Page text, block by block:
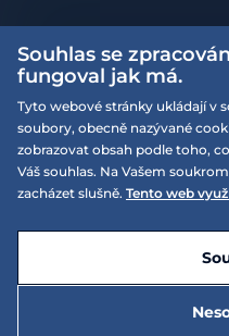
Jak nakupovat
Nejčastější dotazy
Doprava a platba
Vrácení a výměna
Reklamace
Více informací
Obchodní podmínky
Podmínky EQS
On-line katalogy
Dotace
Naše prodejny
EQS Rudná
EQS Praha 9 - Letňany
Nyní zavřeno ‧ otevřeno od
Souhlas se
fungoval jak má.
Tyto webové stránky ukládají v
soubory, obecně nazývané
zobrazovat obsah podle toho,
Váš souhlas. Na Vašem
zacházet slušně. Tento web